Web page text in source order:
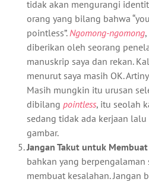
tidak akan mengurangi
orang yang bilang bahwa
pointless”. Ngomong-ngomong
diberikan oleh seorang
manuskrip saya dan rekan.
menurut saya masih OK.
Masih mungkin itu urusan
dibilang pointless, itu seolah
sedang tidak ada kerjaan
gambar.
Jangan Takut untuk
bahkan yang
membuat kesalahan. Jangan